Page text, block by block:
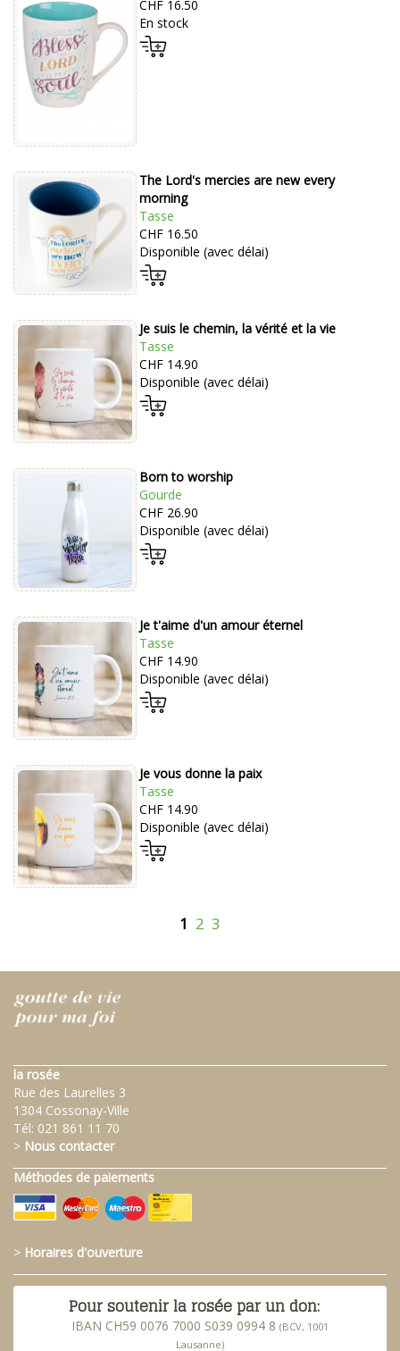
CHF 16.50
En stock
The Lord's mercies are new every
morning
Tasse
CHF 16.50
Disponible (avec délai)
Je suis le chemin, la vérité et la vie
Tasse
CHF 14.90
Disponible (avec délai)
Born to worship
Gourde
CHF 26.90
Disponible (avec délai)
Je t'aime d'un amour éternel
Tasse
CHF 14.90
Disponible (avec délai)
Je vous donne la paix
Tasse
CHF 14.90
Disponible (avec délai)
1 2 3
la rosée
Rue des Laurelles 3
1304 Cossonay-Ville
Tél: 021 861 11 70
> Nous contacter
Méthodes de paiements
> Horaires d'ouverture
Pour soutenir la rosée par un don:
IBAN CH59 0076 7000 S039 0994 8 (BCV, 1001
Lausanne)